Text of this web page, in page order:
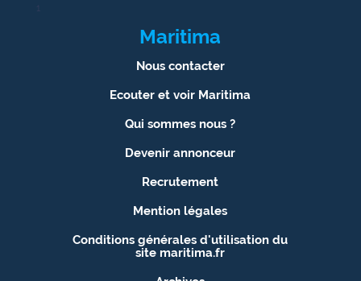
1
Maritima
Nous contacter
Ecouter et voir Maritima
Qui sommes nous ?
Devenir annonceur
Recrutement
Mention légales
Conditions générales d'utilisation du
site maritima.fr